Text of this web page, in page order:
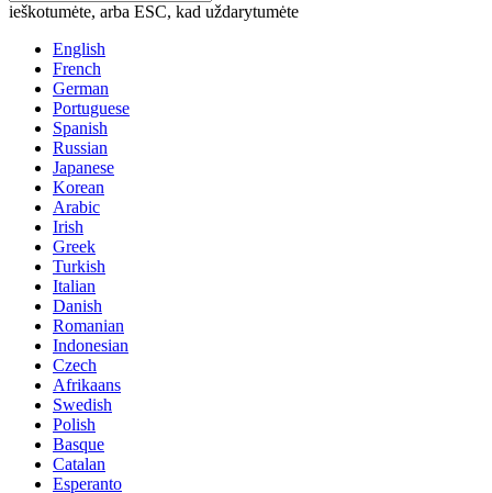
ieškotumėte, arba ESC, kad uždarytumėte
English
French
German
Portuguese
Spanish
Russian
Japanese
Korean
Arabic
Irish
Greek
Turkish
Italian
Danish
Romanian
Indonesian
Czech
Afrikaans
Swedish
Polish
Basque
Catalan
Esperanto